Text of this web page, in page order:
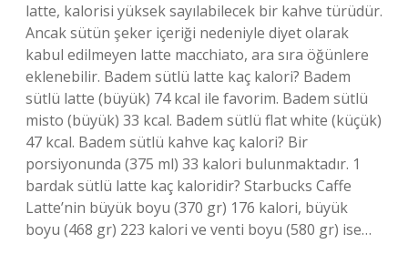
latte, kalorisi yüksek sayılabilecek bir kahve türüdür.
Ancak sütün şeker içeriği nedeniyle diyet olarak
kabul edilmeyen latte macchiato, ara sıra öğünlere
eklenebilir. Badem sütlü latte kaç kalori? Badem
sütlü latte (büyük) 74 kcal ile favorim. Badem sütlü
misto (büyük) 33 kcal. Badem sütlü flat white (küçük)
47 kcal. Badem sütlü kahve kaç kalori? Bir
porsiyonunda (375 ml) 33 kalori bulunmaktadır. 1
bardak sütlü latte kaç kaloridir? Starbucks Caffe
Latte’nin büyük boyu (370 gr) 176 kalori, büyük
boyu (468 gr) 223 kalori ve venti boyu (580 gr) ise…